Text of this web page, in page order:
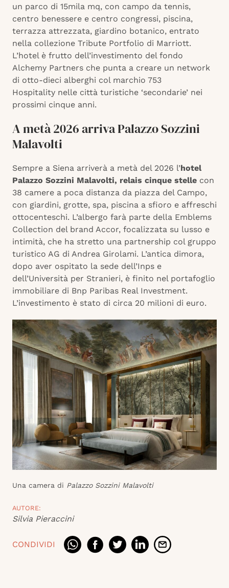
un parco di 15mila mq, con campo da tennis,
centro benessere e centro congressi, piscina,
terrazza attrezzata, giardino botanico, entrato
nella collezione Tribute Portfolio di Marriott.
L’hotel è frutto dell’investimento del fondo
Alchemy Partners che punta a creare un network
di otto-dieci alberghi col marchio 753
Hospitality nelle città turistiche ‘secondarie’ nei
prossimi cinque anni.
A metà 2026 arriva Palazzo Sozzini
Malavolti
Sempre a Siena arriverà a metà del 2026 l’hotel
Palazzo Sozzini Malavolti, relais cinque stelle con
38 camere a poca distanza da piazza del Campo,
con giardini, grotte, spa, piscina a sfioro e affreschi
ottocenteschi. L’albergo farà parte della Emblems
Collection del brand Accor, focalizzata su lusso e
intimità, che ha stretto una partnership col gruppo
turistico AG di Andrea Girolami. L’antica dimora,
dopo aver ospitato la sede dell’Inps e
dell’Università per Stranieri, è finito nel portafoglio
immobiliare di Bnp Paribas Real Investment.
L’investimento è stato di circa 20 milioni di euro.
Una camera di Palazzo Sozzini Malavolti
AUTORE:
Silvia Pieraccini
CONDIVIDI